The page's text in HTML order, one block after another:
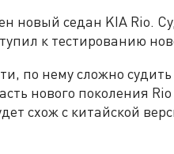
новый седан KIA Rio.
к тестированию
по нему сложно
нового поколения
схож с китайской